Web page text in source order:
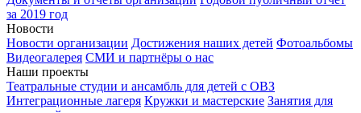
за 2019 год
Новости
Новости организации Достижения наших детей Фотоальбомы
Видеогалерея СМИ и партнёры о нас
Наши проекты
Театральные студии и ансамбль для детей с ОВЗ
Интеграционные лагеря Кружки и мастерские Занятия для